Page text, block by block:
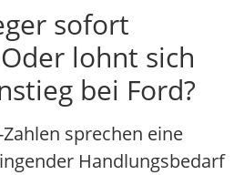
sofort
lohnt sich
bei Ford?
sprechen eine
Handlungsbedarf